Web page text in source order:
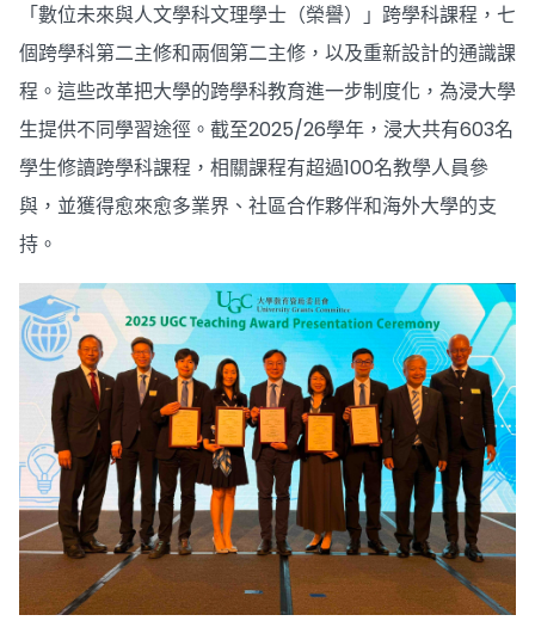
「數位未來與人文學科文理學士（榮譽）」跨學科課程，七
個跨學科第二主修和兩個第二主修，以及重新設計的通識課
程。這些改革把大學的跨學科教育進一步制度化，為浸大學
生提供不同學習途徑。截至2025/26學年，浸大共有603名
學生修讀跨學科課程，相關課程有超過100名教學人員參
與，並獲得愈來愈多業界、社區合作夥伴和海外大學的支
持。